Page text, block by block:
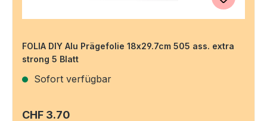
FOLIA DIY Alu Prägefolie 18x29.7cm 505 ass. extra
strong 5 Blatt
Sofort verfügbar
Regulärer Preis:
CHF 3.70